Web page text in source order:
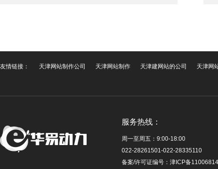
友情链接： 天津网站制作公司 天津网站制作 天津建网站的公司 天津网
服务热线：
周一至周五：9:00-18:00
022-28261501-022-28335110
备案/许可证编号： 津ICP备